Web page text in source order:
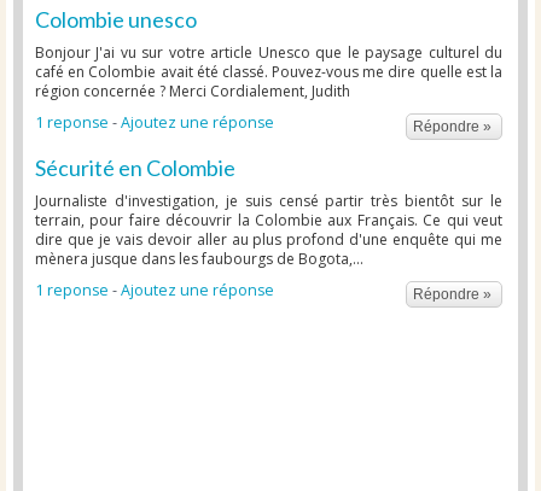
Colombie unesco
Bonjour J'ai vu sur votre article Unesco que le paysage culturel du
café en Colombie avait été classé. Pouvez-vous me dire quelle est la
région concernée ? Merci Cordialement, Judith
Répondre »
1 reponse -Ajoutez une réponse
Sécurité en Colombie
Journaliste d'investigation, je suis censé partir très bientôt sur le
terrain, pour faire découvrir la Colombie aux Français. Ce qui veut
dire que je vais devoir aller au plus profond d'une enquête qui me
mènera jusque dans les faubourgs de Bogota,...
Répondre »
1 reponse -Ajoutez une réponse